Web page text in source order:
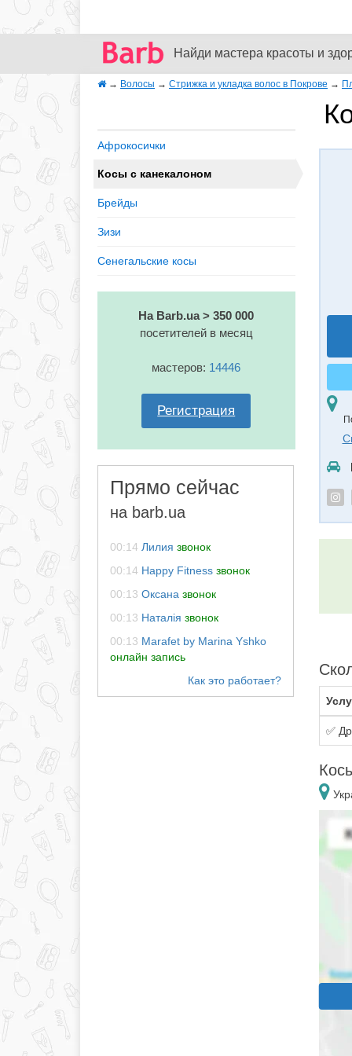
Найди мастера красоты и
→ Волосы → Стрижка и укладка волос в Покрове →
Афрокосички
Косы с канекалоном
Брейды
Зизи
Сенегальские косы
На Barb.ua > 350 000
посетителей в месяц
мастеров: 14446
Регистрация
Прямо сейчас
на barb.ua
00:14 Лилия звонок
00:14 Happy Fitness звонок
00:13 Оксана звонок
00:13 Наталія звонок
00:13 Marafet by Marina Yshko
онлайн запись
✅